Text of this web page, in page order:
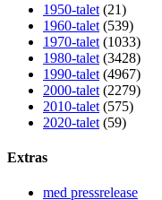
1950-talet (21)
1960-talet (539)
1970-talet (1033)
1980-talet (3428)
1990-talet (4967)
2000-talet (2279)
2010-talet (575)
2020-talet (59)
Extras
med pressrelease